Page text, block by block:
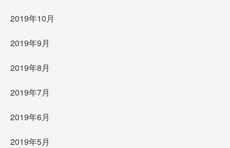
2019年10月
2019年9月
2019年8月
2019年7月
2019年6月
2019年5月